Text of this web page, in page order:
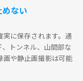
ない
に保存されます。通
トンネル、山間部な
画や静止画撮影は可能